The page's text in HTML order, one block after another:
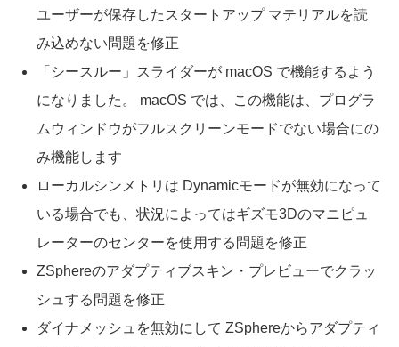
ユーザーが保存したスタートアップ マテリアルを読
み込めない問題を修正
「シースルー」スライダーが macOS で機能するよう
になりました。 macOS では、この機能は、プログラ
ムウィンドウがフルスクリーンモードでない場合にの
み機能します
ローカルシンメトリは Dynamicモードが無効になって
いる場合でも、状況によってはギズモ3Dのマニピュ
レーターのセンターを使用する問題を修正
ZSphereのアダプティブスキン・プレビューでクラッ
シュする問題を修正
ダイナメッシュを無効にして ZSphereからアダプティ